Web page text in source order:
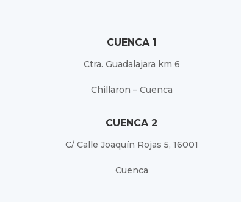
CUENCA 1
Ctra. Guadalajara km 6
Chillaron – Cuenca
CUENCA 2
C/ Calle Joaquín Rojas 5, 16001
Cuenca